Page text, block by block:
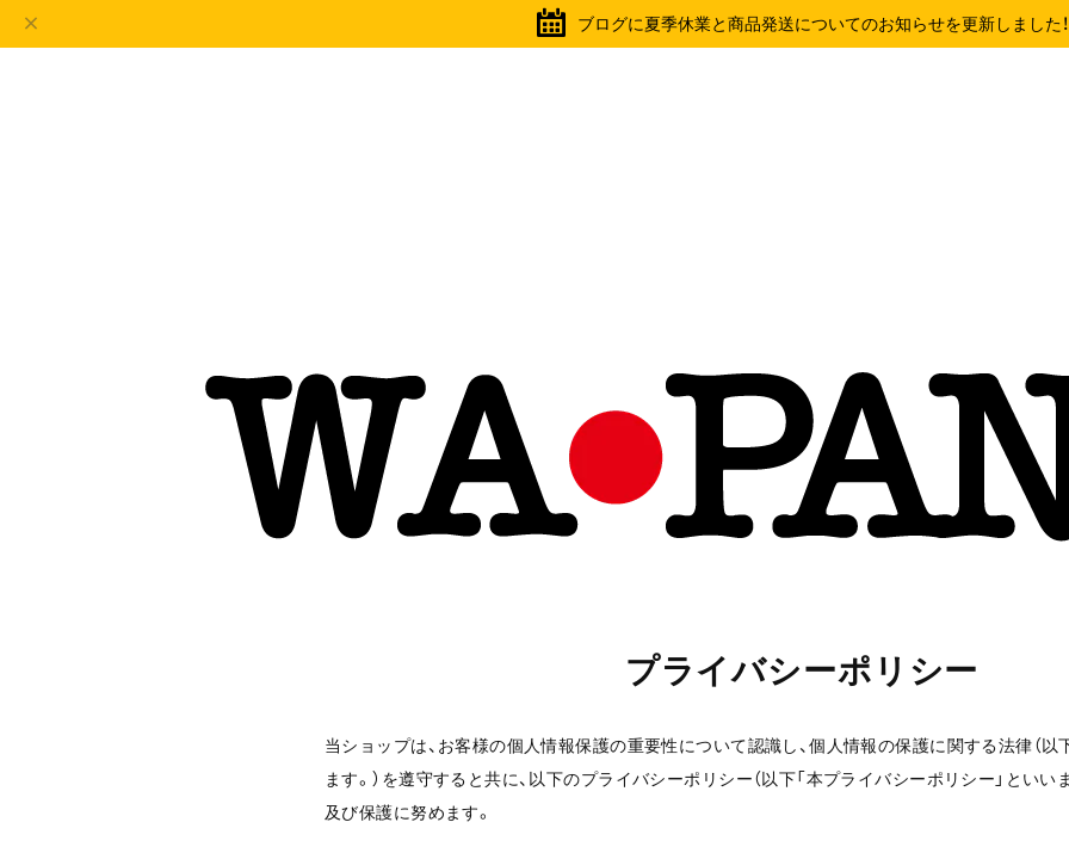
ブログに夏季休業と商品発送についてのお知らせを更新しました！
プライバシーポリシー
当ショップは、お客様の個人情報保護の重要性について認識し、個人情報の保護に関する法律（以
ます。）を遵守すると共に、以下のプライバシーポリシー（以下「本プライバシーポリシー」といい
及び保護に努めます。